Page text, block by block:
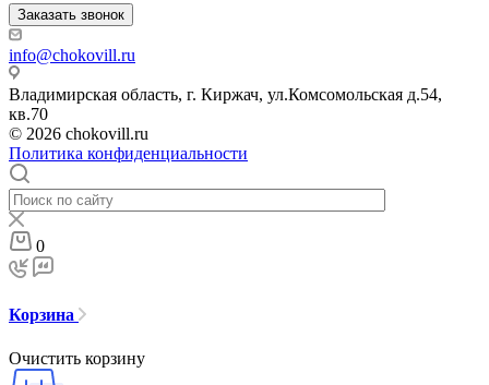
Заказать звонок
info@chokovill.ru
Владимирская область, г. Киржач, ул.Комсомольская д.54,
кв.70
© 2026 chokovill.ru
Политика конфиденциальности
0
Корзина
Очистить корзину